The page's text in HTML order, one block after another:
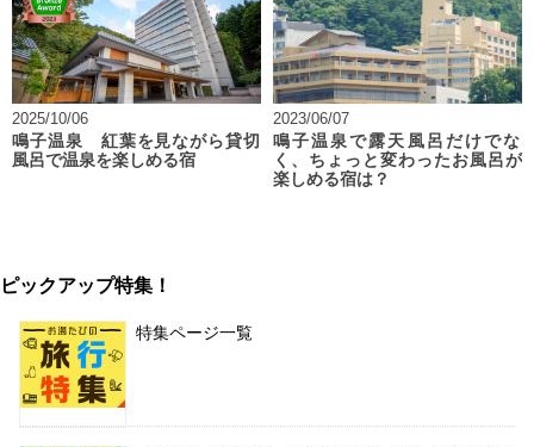
2025/10/06
鳴子温泉 紅葉を見ながら貸切
風呂で温泉を楽しめる宿
2023/06/07
鳴子温泉で露天風呂だけでな
く、ちょっと変わったお風呂が
楽しめる宿は？
ピックアップ特集！
特集ページ一覧